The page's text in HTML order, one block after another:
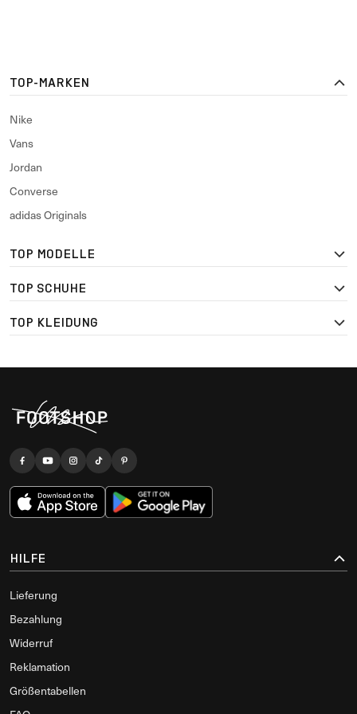
TOP-MARKEN
Nike
Vans
Jordan
Converse
adidas Originals
TOP MODELLE
TOP SCHUHE
TOP KLEIDUNG
HILFE
Lieferung
Bezahlung
Widerruf
Reklamation
Größentabellen